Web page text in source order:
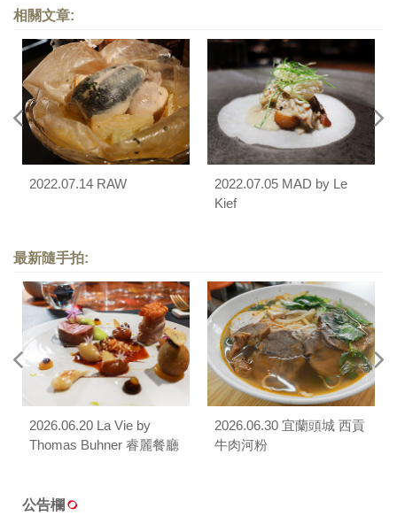
相關文章:
2022.07.14 RAW
2022.07.05 MAD by Le
Kief
最新隨手拍:
2026.06.20 La Vie by
Thomas Buhner 睿麗餐廳
2026.06.30 宜蘭頭城 西貢
牛肉河粉
公告欄